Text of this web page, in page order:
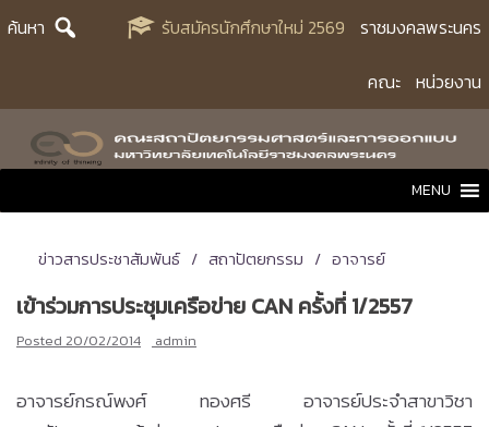
Skipค้นหา รับสมัครนักศึกษาใหม่ 2569 ราชมงคลพระนคร
คณะ หน่วยงาน
MENU
ข่าวสารประชาสัมพันธ์ สถาปัตยกรรม อาจารย์
เข้าร่วมการประชุมเครือข่าย CAN ครั้งที่ 1/2557
Posted 20/02/2014 admin
อาจารย์กรณ์พงศ์ ทองศรี อาจารย์ประจำสาขาวิชา